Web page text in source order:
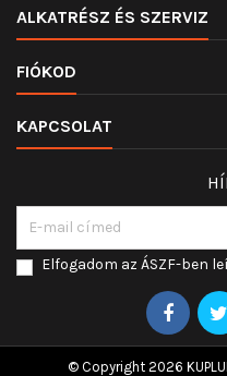
ALKATRÉSZ ÉS SZERVIZ
FIÓKOD
KAPCSOLAT
Elfogadom az ÁSZF-ben
© Copyright 2026